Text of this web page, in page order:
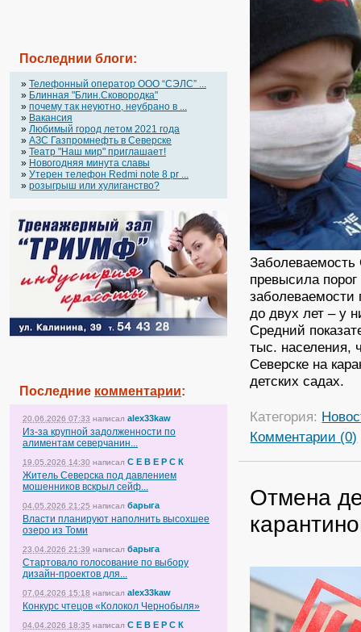
Последнии блоги:
» Телефонный оператор OOO “СЭЛС” ...
» Блинная "Блин.Сковородка"
» почему так неуютно, неубрано в ...
» Вакансия
» Любимый город летом 2021 года
» АЗС Газпромнефть в Северске
» Театр "Наш мир" приглашает!
» Новогодняя минута славы
» Утерен телефон Redmi note 8 pr ...
» розыгрыш или хулиганство?
Последние комментарии:
20.06.2026 07:33 написал alex33kaw
Из-за крупной задолженности по
алиментам северчанин...
19.05.2026 14:30 написал С Е В Е Р С К
Житель Северска под давлением
мошенников вскрыл сейф...
04.05.2026 21:25 написал барыга
Власти планируют наполнить высохшее
озеро из Томи
23.04.2026 21:39 написал барыга
Стартовало голосование по выбору
дизайн-проектов для...
07.04.2026 15:18 написал alex33kaw
Конкурс чтецов «Колокол Чернобыля»
04.04.2026 18:35 написал С Е В Е Р С К
превысила
заболеваемости
до двух лет – у
Средний
тыс. населения,
Северске на
детских садах.
Категория:
Комментарии (0)
Отмена